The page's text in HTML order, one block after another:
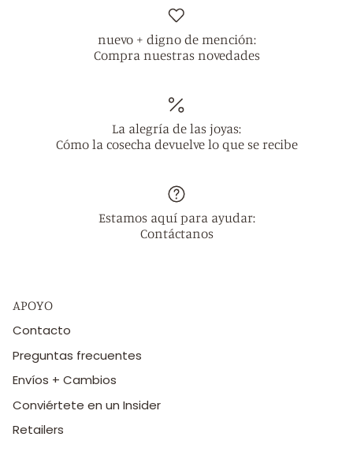
nuevo + digno de mención:
Compra nuestras novedades
La alegría de las joyas:
Cómo la cosecha devuelve lo que se recibe
Estamos aquí para ayudar:
Contáctanos
APOYO
Contacto
Preguntas frecuentes
Envíos + Cambios
Conviértete en un Insider
Retailers